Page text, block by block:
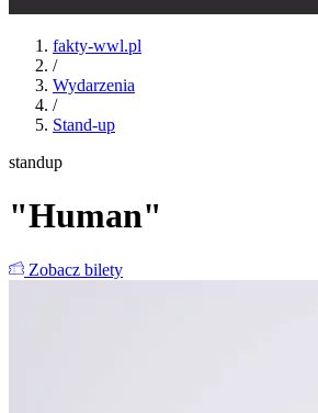
fakty-wwl.pl
/
Wydarzenia
/
Stand-up
standup
"Human"
Zobacz bilety